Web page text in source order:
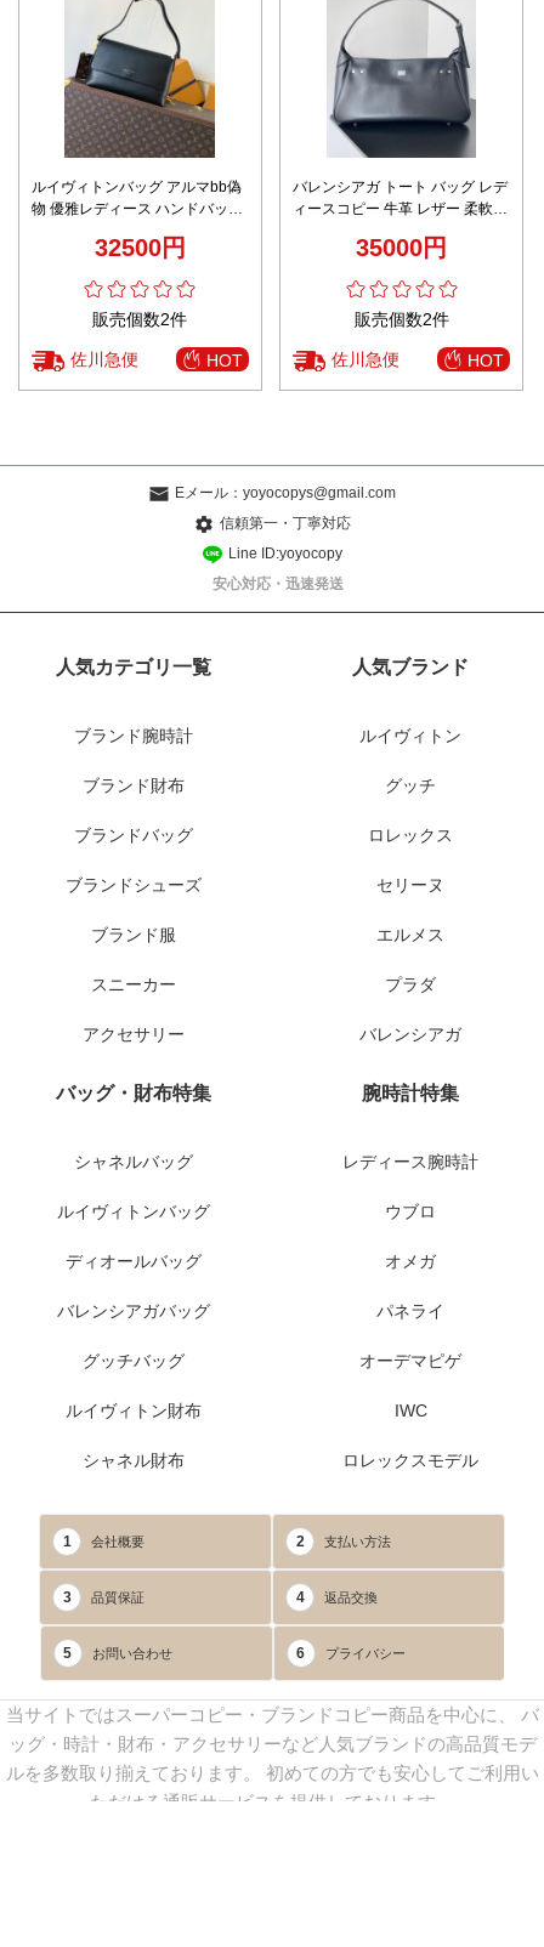
ルイヴィトンバッグ アルマbb偽
物 優雅レディース ハンドバッグ
32500円
販売個数2件
佐川急便 HOT
バレンシアガ トート バッグ レデ
ィースコピー 牛革 レザー 柔軟
35000円
販売個数2件
佐川急便 HOT
Eメール： yoyocopys@gmail.com
信頼第一・丁寧対応
Line ID:yoyocopy
安心対応・迅速発送
人気カテゴリ一覧
ブランド腕時計
ブランド財布
ブランドバッグ
ブランドシューズ
ブランド服
スニーカー
アクセサリー
人気ブランド
ルイヴィトン
グッチ
ロレックス
セリーヌ
エルメス
プラダ
バレンシアガ
バッグ・財布特集
シャネルバッグ
ルイヴィトンバッグ
ディオールバッグ
バレンシアガバッグ
グッチバッグ
ルイヴィトン財布
シャネル財布
腕時計特集
レディース腕時計
ウブロ
オメガ
パネライ
オーデマピゲ
IWC
ロレックスモデル
1 会社概要 2 支払い方法
3 品質保証 4 返品交換
5 お問い合わせ 6 プライバシー
当サイトではスーパーコピー・ブランドコピー商品を中心に、 バ
ッグ・時計・財布・アクセサリーなど人気ブランドの高品質モデ
ルを多数取り揃えております。 初めての方でも安心してご利用い
ただける通販サービスを提供しております。